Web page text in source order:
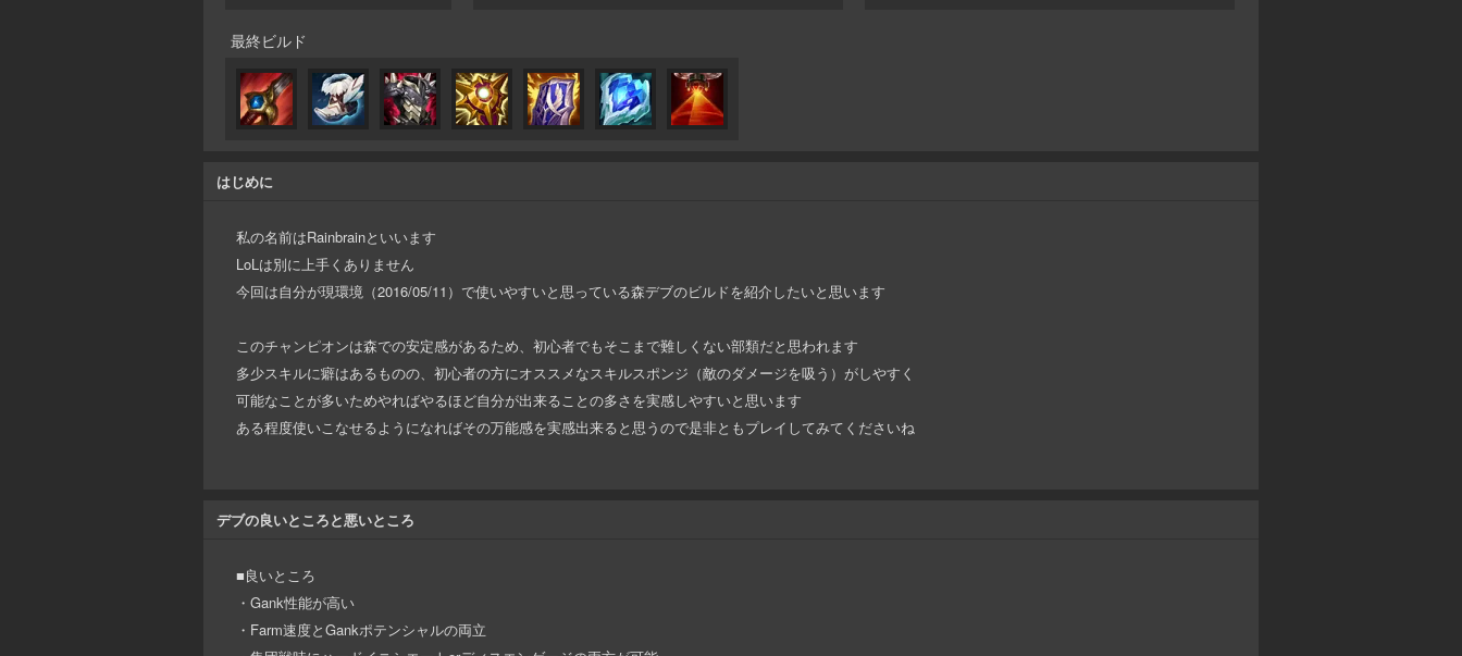
最終ビルド
はじめに
私の名前はRainbrainといいます
LoLは別に上手くありません
今回は自分が現環境（2016/05/11）で使いやすいと思っている森デブのビルドを紹介したいと思います
このチャンピオンは森での安定感があるため、初心者でもそこまで難しくない部類だと思われます
多少スキルに癖はあるものの、初心者の方にオススメなスキルスポンジ（敵のダメージを吸う）がしやすく
可能なことが多いためやればやるほど自分が出来ることの多さを実感しやすいと思います
ある程度使いこなせるようになればその万能感を実感出来ると思うので是非ともプレイしてみてくださいね
デブの良いところと悪いところ
■良いところ
・Gank性能が高い
・Farm速度とGankポテンシャルの両立